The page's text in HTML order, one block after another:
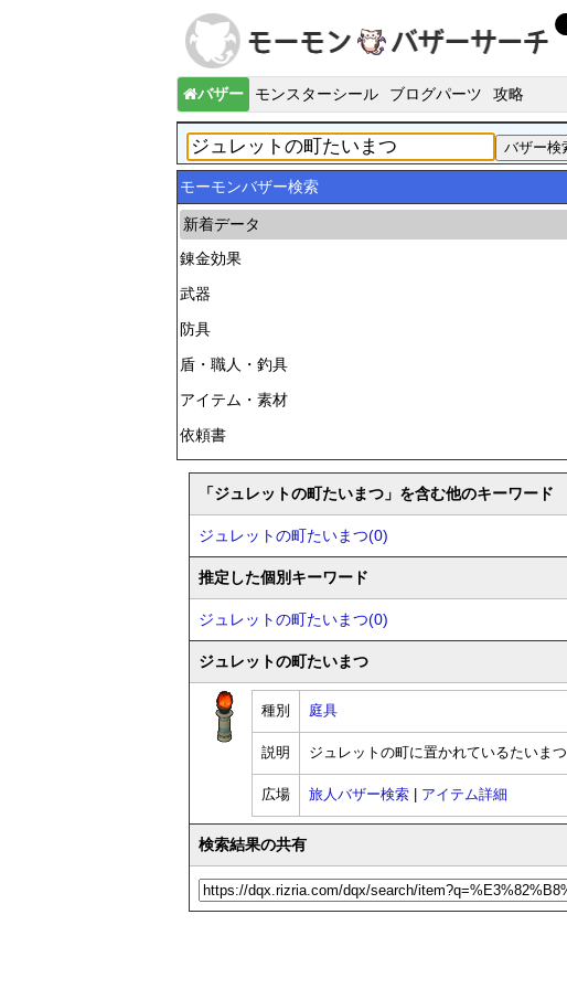
バザー モンスターシール ブログパーツ 攻略
モーモンバザー検索
新着データ
錬金効果
武器
防具
盾・職人・釣具
アイテム・素材
依頼書
「ジュレットの町たいまつ」を含む他のキーワード
ジュレットの町たいまつ(0)
推定した個別キーワード
ジュレットの町たいまつ(0)
ジュレットの町たいまつ
種別 庭具
説明 ジュレットの町に置かれているたいまつ
広場 旅人バザー検索 アイテム詳細
検索結果の共有